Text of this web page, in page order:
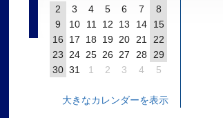
2
3 4 5 6 7
8
9
10 11 12 13 14
15
16
17 18 19 20 21
22
23
24 25 26 27 28
29
30 31 1 2 3 4 5
大きなカレンダーを表示